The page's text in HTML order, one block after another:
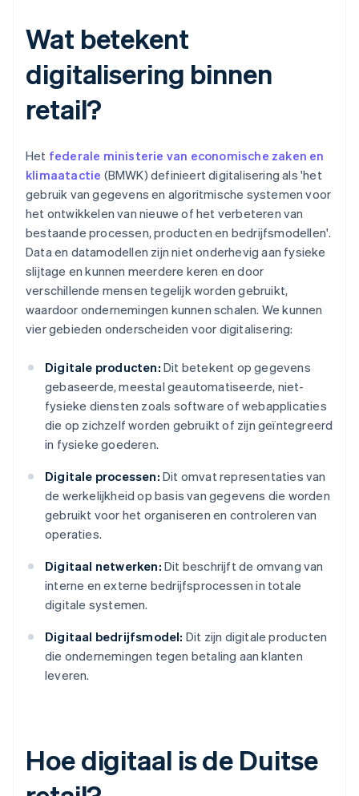
Wat betekent
digitalisering binnen
retail?
Het federale ministerie van economische zaken en
klimaatactie (BMWK) definieert digitalisering als 'het
gebruik van gegevens en algoritmische systemen voor
het ontwikkelen van nieuwe of het verbeteren van
bestaande processen, producten en bedrijfsmodellen'.
Data en datamodellen zijn niet onderhevig aan fysieke
slijtage en kunnen meerdere keren en door
verschillende mensen tegelijk worden gebruikt,
waardoor ondernemingen kunnen schalen. We kunnen
vier gebieden onderscheiden voor digitalisering:
Digitale producten: Dit betekent op gegevens
gebaseerde, meestal geautomatiseerde, niet-
fysieke diensten zoals software of webapplicaties
die op zichzelf worden gebruikt of zijn geïntegreerd
in fysieke goederen.
Digitale processen: Dit omvat representaties van
de werkelijkheid op basis van gegevens die worden
gebruikt voor het organiseren en controleren van
operaties.
Digitaal netwerken: Dit beschrijft de omvang van
interne en externe bedrijfsprocessen in totale
digitale systemen.
Digitaal bedrijfsmodel: Dit zijn digitale producten
die ondernemingen tegen betaling aan klanten
leveren.
Hoe digitaal is de Duitse